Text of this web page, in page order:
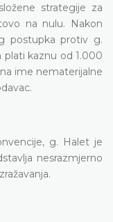
strategije za
na nulu. Nakon
postupka protiv g.
plati kaznu od 1.000
ime nematerijalne
g. Halet je
nesrazmjerno